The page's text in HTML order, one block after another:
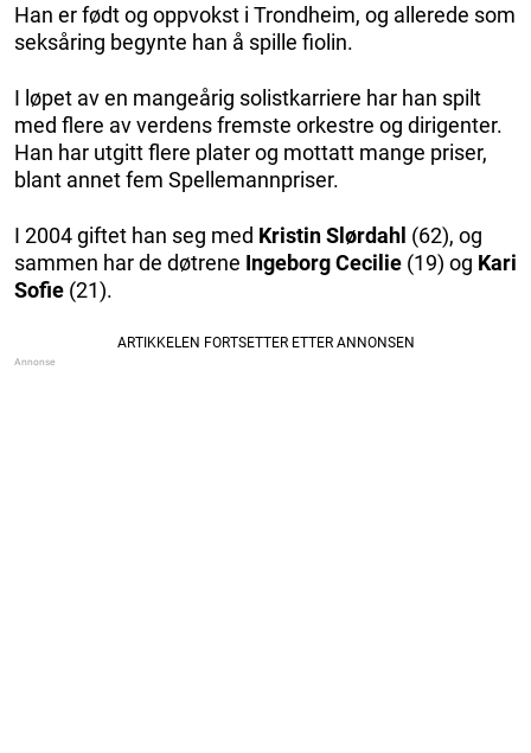
Han er født og oppvokst i Trondheim, og allerede som
seksåring begynte han å spille fiolin.
I løpet av en mangeårig solistkarriere har han spilt
med flere av verdens fremste orkestre og dirigenter.
Han har utgitt flere plater og mottatt mange priser,
blant annet fem Spellemannpriser.
I 2004 giftet han seg med Kristin Slørdahl (62), og
sammen har de døtrene Ingeborg Cecilie (19) og Kari
Sofie (21).